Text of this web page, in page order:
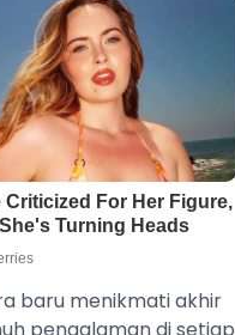
baru menikmati akhir
pengalaman di setiap